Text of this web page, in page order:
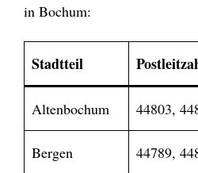
in Bochum:
Stadtteil
Altenbochum 44803,
Bergen 44789,